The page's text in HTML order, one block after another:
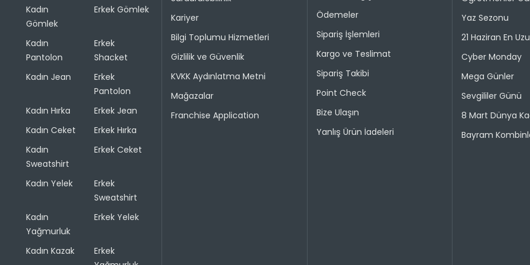
Colin's
iade
Değişim
bedeniyle
İade
Taksit
1
Taksit
1
Kadın
Gömlek
Kadın
Pantolon
Kadın Jean
Kadın Hırka
Kadın Ceket
Kadın
Sweatshirt
Kadın Yelek
Kadın
Yağmurluk
Kadın Kazak
Erkek Gömlek
Erkek
Shacket
Erkek
Pantolon
Erkek Jean
Erkek Hırka
Erkek Ceket
Erkek
Sweatshirt
Erkek Yelek
Erkek
Kariyer
Bilgi Toplumu Hizmetleri
Gizlilik ve Güvenlik
KVKK Aydınlatma Metni
Mağazalar
Franchise Application
Ödemeler
Sipariş İşlemleri
Kargo ve Teslimat
Sipariş Takibi
Point Check
Bize Ulaşın
Yanlış Ürün İadeleri
Yaz Sezonu
21 Haziran En
Cyber Monday
Mega Günler
Sevgililer Günü
8 Mart Dünya
Bayram